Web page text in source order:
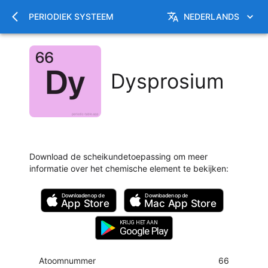
PERIODIEK SYSTEEM NEDERLANDS
Dysprosium
Download de scheikundetoepassing om meer
informatie over het chemische element te bekijken:
Downloaden op de
App Store
Downloaden op de
Mac App Store
KRIJG HET AAN
Google Play
Atoomnummer 66